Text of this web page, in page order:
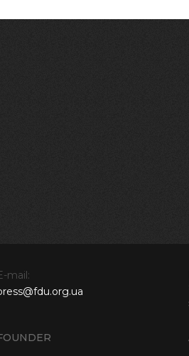
mail: